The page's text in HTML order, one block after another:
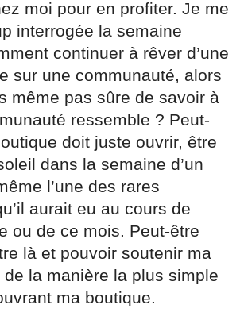
moi pour en profiter. Je me
interrogée la semaine
continuer à rêver d’une
sur une communauté, alors
même pas sûre de savoir à
ressemble ? Peut-
doit juste ouvrir, être
dans la semaine d’un
l’une des rares
aurait eu au cours de
ou de ce mois. Peut-être
là et pouvoir soutenir ma
la manière la plus simple
ma boutique.